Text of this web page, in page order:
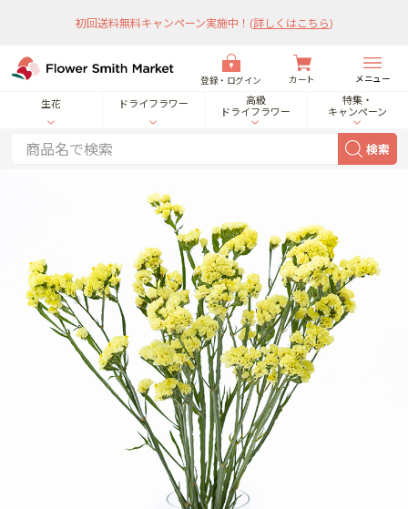
初回送料無料キャンペーン実施中！ (詳しくはこちら)
登録・ログイン カート メニュー
生花 ドライフラワー
高級
ドライフラワー
特集・
キャンペーン
検索